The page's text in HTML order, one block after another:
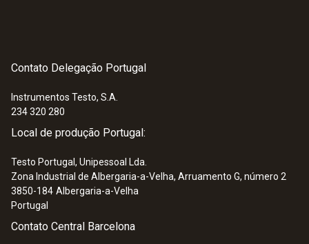
Contato Delegação Portugal
Instrumentos Testo, S.A.
234 320 280
Local de produção Portugal:
Testo Portugal, Unipessoal Lda.
Zona Industrial de Albergaria-a-Velha, Arruamento G, número 2
3850-184 Albergaria-a-Velha
Portugal
Contato Central Barcelona